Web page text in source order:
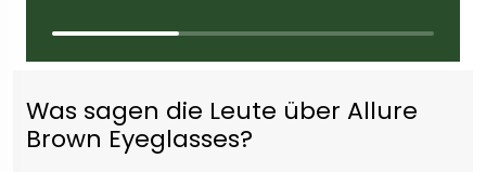
Was sagen die Leute über Allure
Brown Eyeglasses?